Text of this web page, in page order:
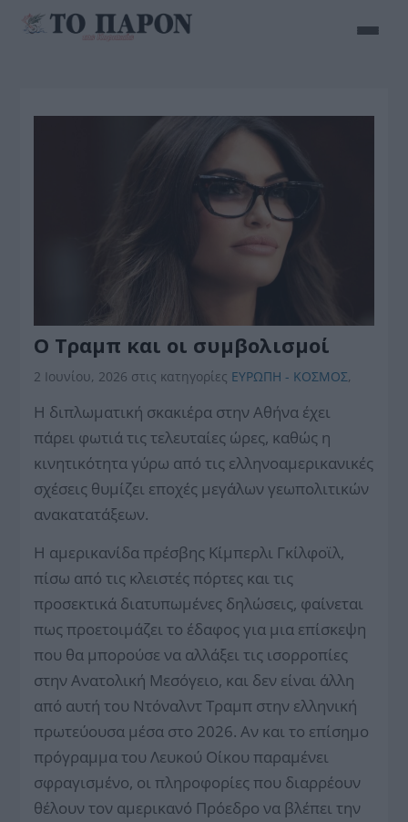
Ο Τραμπ και οι συμβολισμοί
2 Ιουνίου, 2026 στις κατηγορίες ΕΥΡΩΠΗ - ΚΟΣΜΟΣ,
Η διπλωματική σκακιέρα στην Αθήνα έχει
πάρει φωτιά τις τελευταίες ώρες, καθώς η
κινητικότητα γύρω από τις ελληνοαμερικανικές
σχέσεις θυμίζει εποχές μεγάλων γεωπολιτικών
ανακατατάξεων.
Η αμερικανίδα πρέσβης Κίμπερλι Γκίλφοϊλ,
πίσω από τις κλειστές πόρτες και τις
προσεκτικά διατυπωμένες δηλώσεις, φαίνεται
πως προετοιμάζει το έδαφος για μια επίσκεψη
που θα μπορούσε να αλλάξει τις ισορροπίες
στην Ανατολική Μεσόγειο, και δεν είναι άλλη
από αυτή του Ντόναλντ Τραμπ στην ελληνική
πρωτεύουσα μέσα στο 2026. Αν και το επίσημο
πρόγραμμα του Λευκού Οίκου παραμένει
σφραγισμένο, οι πληροφορίες που διαρρέουν
θέλουν τον αμερικανό Πρόεδρο να βλέπει την